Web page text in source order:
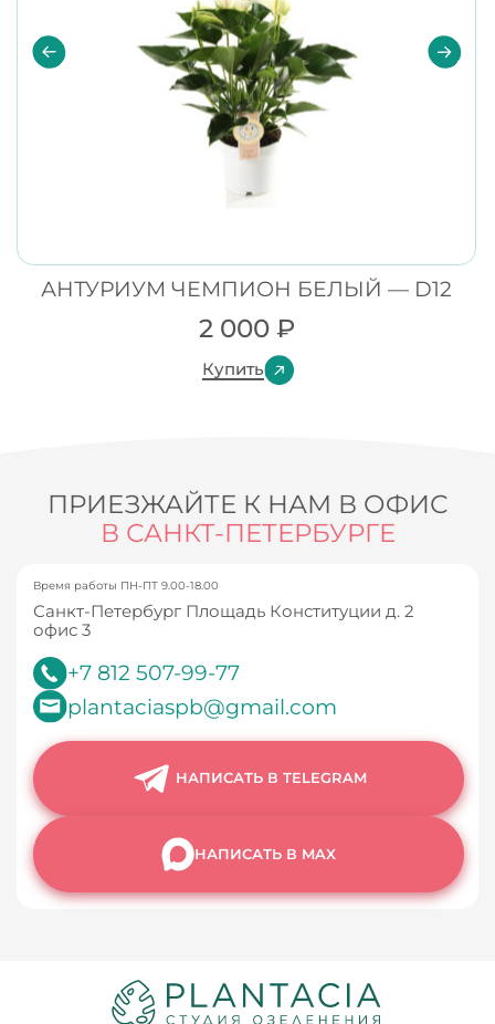
АНТУРИУМ ЧЕМПИОН БЕЛЫЙ — D12
2 000 ₽
Купить
ПРИЕЗЖАЙТЕ К НАМ В ОФИС
В САНКТ-ПЕТЕРБУРГЕ
Время работы ПН-ПТ 9.00-18.00
Санкт-Петербург Площадь Конституции д. 2
офис 3
+7 812 507-99-77
plantaciaspb@gmail.com
НАПИСАТЬ В TELEGRAM
НАПИСАТЬ В MAX